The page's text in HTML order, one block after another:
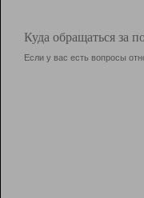
Куда обращаться за
Если у вас есть вопросы